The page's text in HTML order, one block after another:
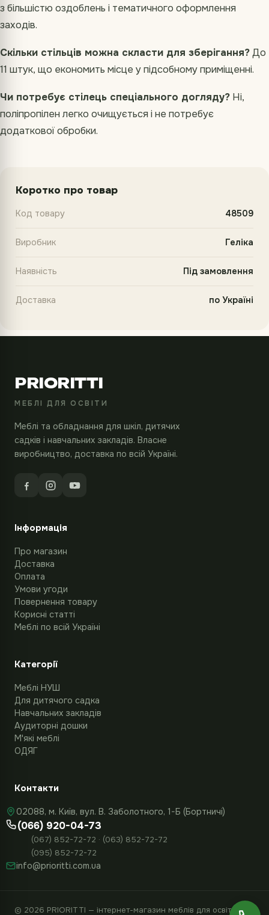
з більшістю оздоблень і тематичного оформлення
заходів.
Скільки стільців можна скласти для зберігання?До
11 штук, що економить місце у підсобному приміщенні.
Чи потребує стілець спеціального догляду? Ні,
поліпропілен легко очищується і не потребує
додаткової обробки.
Коротко про товар
Код товару 48509
Виробник Геліка
Наявність Під замовлення
Доставка по Україні
PRIORITTI
МЕБЛІ ДЛЯ ОСВІТИ
Меблі та обладнання для шкіл, дитячих
садків і навчальних закладів. Власне
виробництво, доставка по всій Україні.
Інформація
Про магазин
Доставка
Оплата
Умови угоди
Повернення товару
Корисні статті
Меблі по всій Україні
Категорії
Меблі НУШ
Для дитячого садка
Навчальних закладів
Аудиторні дошки
М'які меблі
ОДЯГ
Контакти
02088, м. Київ, вул. В. Заболотного, 1-Б (Бортничі)
(066) 920-04-73
(067) 852-72-72 · (063) 852-72-72
(095) 852-72-72
info@prioritti.com.ua
© 2026 PRIORITTI — інтернет-магазин меблів для освіти